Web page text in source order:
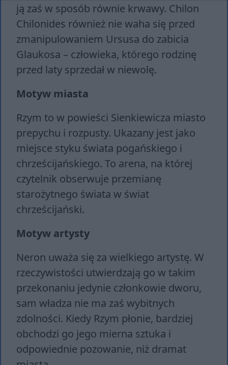
ją zaś w sposób równie krwawy. Chilon
Chilonides również nie waha się przed
zmanipulowaniem Ursusa do zabicia
Glaukosa – człowieka, którego rodzinę
przed laty sprzedał w niewolę.
Motyw miasta
Rzym to w powieści Sienkiewicza miasto
prepychu i rozpusty. Ukazany jest jako
miejsce styku świata pogańskiego i
chrześcijańskiego. To arena, na której
czytelnik obserwuje przemianę
starożytnego świata w świat
chrześcijański.
Motyw artysty
Neron uważa się za wielkiego artystę. W
rzeczywistości utwierdzają go w takim
przekonaniu jedynie członkowie dworu,
sam władza nie ma zaś wybitnych
zdolności. Kiedy Rzym płonie, bardziej
obchodzi go jego mierna sztuka i
odpowiednie pozowanie, niż dramat